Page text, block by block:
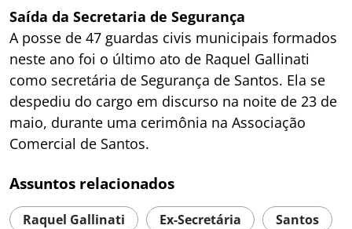
Saída da Secretaria de Segurança
A posse de 47 guardas civis municipais formados
neste ano foi o último ato de Raquel Gallinati
como secretária de Segurança de Santos. Ela se
despediu do cargo em discurso na noite de 23 de
maio, durante uma cerimônia na Associação
Comercial de Santos.
Assuntos relacionados
Raquel Gallinati Ex-Secretária
Santos